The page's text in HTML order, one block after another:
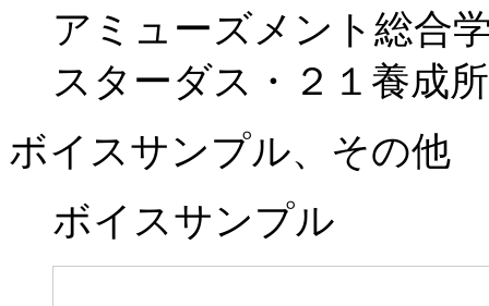
アミューズメント総合
スターダス・２１養成
ボイスサンプル、その他
ボイスサンプル